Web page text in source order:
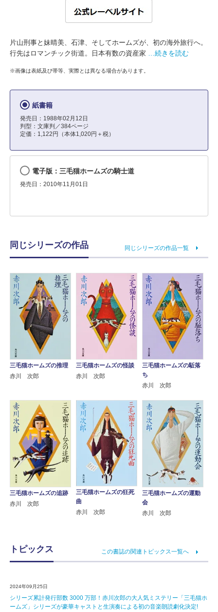
片山刑事と妹晴美、石津、そしてホームズが、初の海外旅行へ。
行先はロマンチック街道。日本有数の資産家
…続きを読む
※画像は表紙及び帯等、実際とは異なる場合があります。
紙書籍
発売日：1988年02月12日
判型：文庫判／384ページ
定価：1,122円（本体1,020円＋税）
電子版：三毛猫ホームズの騎士道
発売日：2010年11月01日
同じシリーズの作品 同じシリーズの作品一覧
三毛猫ホームズの推理
赤川 次郎
三毛猫ホームズの怪談
赤川 次郎
三毛猫ホームズの駈落
ち
赤川 次郎
三毛猫ホームズの追跡
赤川 次郎
三毛猫ホームズの狂死
曲
赤川 次郎
三毛猫ホームズの運動
会
赤川 次郎
トピックス この書誌の関連トピックス一覧へ
2024年09月25日
シリーズ累計発行部数 3000 万部！赤川次郎の大人気ミステリー「三毛猫ホ
ームズ」シリーズが豪華キャストと生演奏による初の音楽朗読劇化決定!